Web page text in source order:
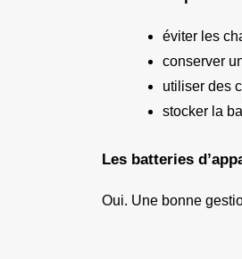
éviter les
conserver
utiliser des
stocker la
Les batteries
Oui. Une bonne